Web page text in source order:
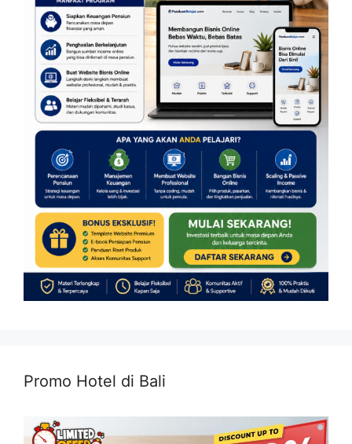
Promo Hotel di Bali